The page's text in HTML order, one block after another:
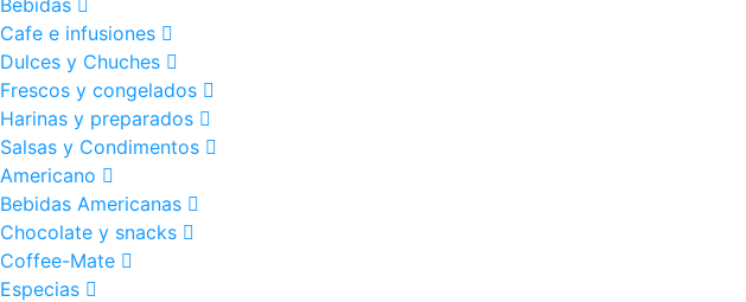
Cafe e infusiones
Dulces y Chuches
Frescos y congelados
Harinas y preparados
Salsas y Condimentos
Americano
Bebidas Americanas
Chocolate y snacks
Coffee-Mate
Especias